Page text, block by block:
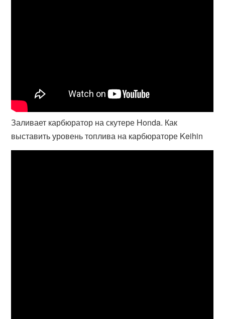
Заливает карбюратор на скутере Honda. Как
выставить уровень топлива на карбюраторе Keihin